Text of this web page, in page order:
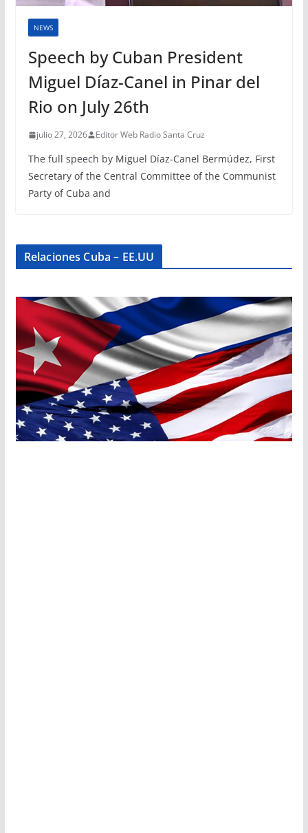
NEWS
Speech by Cuban President
Miguel Díaz-Canel in Pinar del
Rio on July 26th
julio 27, 2026 Editor Web Radio Santa Cruz
The full speech by Miguel Díaz-Canel Bermúdez, First
Secretary of the Central Committee of the Communist
Party of Cuba and
Relaciones Cuba – EE.UU